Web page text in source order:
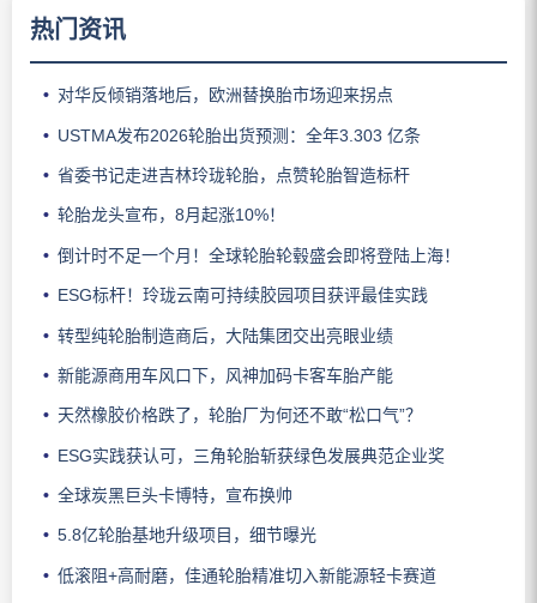
热门资讯
对华反倾销落地后，欧洲替换胎市场迎来拐点
USTMA发布2026轮胎出货预测：全年3.303 亿条
省委书记走进吉林玲珑轮胎，点赞轮胎智造标杆
轮胎龙头宣布，8月起涨10%！
倒计时不足一个月！全球轮胎轮毂盛会即将登陆上海！
ESG标杆！玲珑云南可持续胶园项目获评最佳实践
转型纯轮胎制造商后，大陆集团交出亮眼业绩
新能源商用车风口下，风神加码卡客车胎产能
天然橡胶价格跌了，轮胎厂为何还不敢“松口气”？
ESG实践获认可，三角轮胎斩获绿色发展典范企业奖
全球炭黑巨头卡博特，宣布换帅
5.8亿轮胎基地升级项目，细节曝光
低滚阻+高耐磨，佳通轮胎精准切入新能源轻卡赛道